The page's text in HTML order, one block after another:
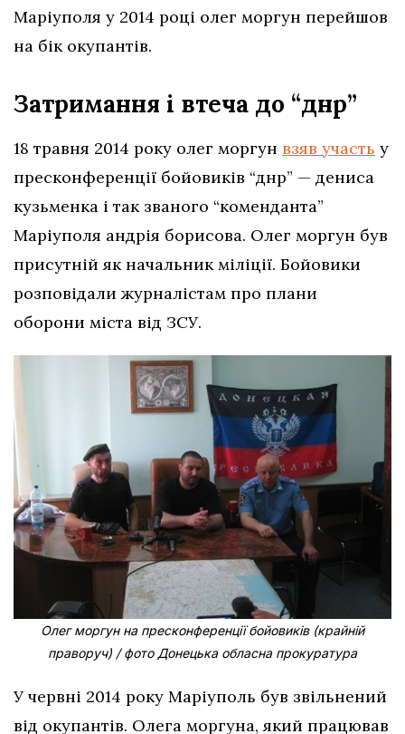
Маріуполя у 2014 році олег моргун перейшов
на бік окупантів.
Затримання і втеча до “днр”
18 травня 2014 року олег моргун взяв участь у
пресконференції бойовиків “днр” — дениса
кузьменка і так званого “коменданта”
Маріуполя андрія борисова. Олег моргун був
присутній як начальник міліції. Бойовики
розповідали журналістам про плани
оборони міста від ЗСУ.
Олег моргун на пресконференції бойовиків (крайній
праворуч) / фото Донецька обласна прокуратура
У червні 2014 року Маріуполь був звільнений
від окупантів. Олега моргуна, який працював